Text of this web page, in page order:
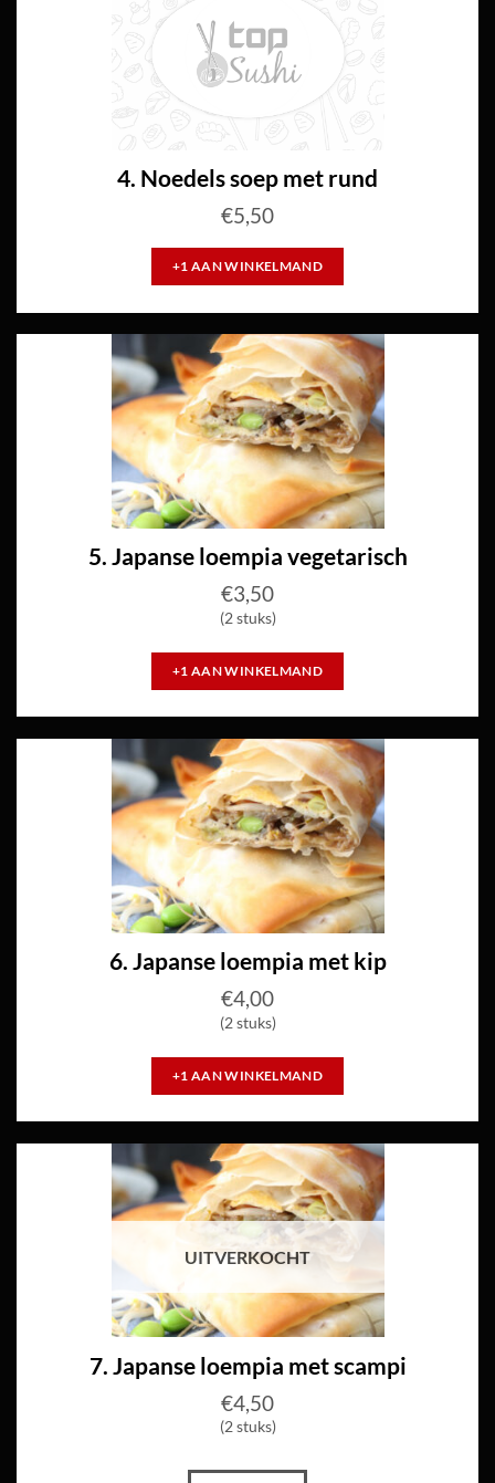
4. Noedels soep met rund
€5,50
+1 AAN WINKELMAND
5. Japanse loempia vegetarisch
€3,50
(2 stuks)
+1 AAN WINKELMAND
6. Japanse loempia met kip
€4,00
(2 stuks)
+1 AAN WINKELMAND
UITVERKOCHT
7. Japanse loempia met scampi
€4,50
(2 stuks)